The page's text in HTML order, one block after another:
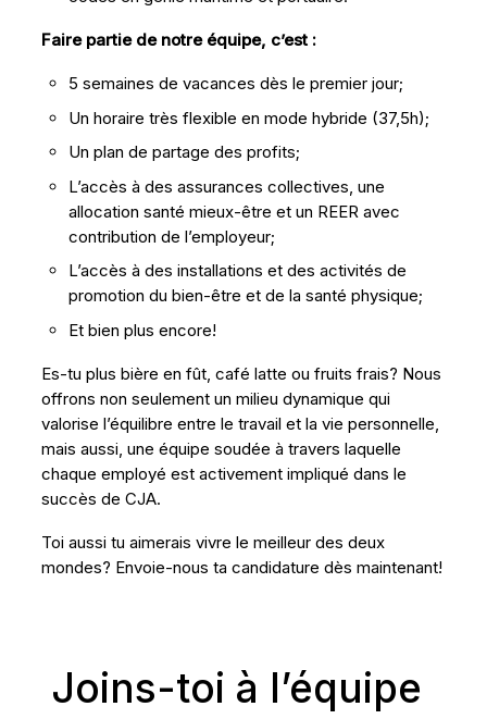
Faire partie de notre équipe, c’est :
5 semaines de vacances dès le premier jour;
Un horaire très flexible en mode hybride (37,5h);
Un plan de partage des profits;
L’accès à des assurances collectives, une
allocation santé mieux-être et un REER avec
contribution de l’employeur;
L’accès à des installations et des activités de
promotion du bien-être et de la santé physique;
Et bien plus encore!
Es-tu plus bière en fût, café latte ou fruits frais? Nous
offrons non seulement un milieu dynamique qui
valorise l’équilibre entre le travail et la vie personnelle,
mais aussi, une équipe soudée à travers laquelle
chaque employé est activement impliqué dans le
succès de CJA.
Toi aussi tu aimerais vivre le meilleur des deux
mondes? Envoie-nous ta candidature dès maintenant!
Joins-toi à l’équipe